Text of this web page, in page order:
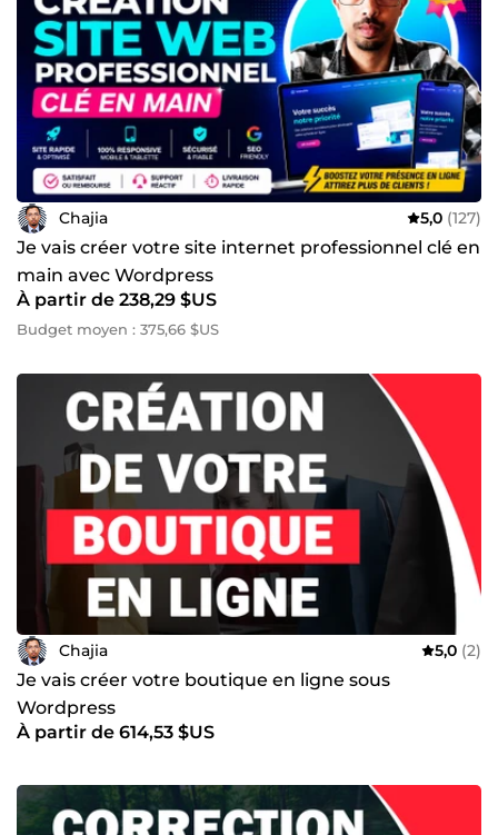
de recherche, et je suis heureux de partager mon expertise
avec mes clients. N'hésitez pas à me contacter via le site
Comeup.com pour en savoir plus sur mes services. Je suis
impatient de travailler avec vous pour créer le site internet
dont vous avez besoin pour atteindre vos objectifs en
ligne.
Chajia 5,0 (127)
Je vais créer votre site internet professionnel clé en
main avec Wordpress
À partir de 238,29 $US
Budget moyen : 375,66 $US
Chajia 5,0 (2)
Je vais créer votre boutique en ligne sous
Wordpress
À partir de 614,53 $US